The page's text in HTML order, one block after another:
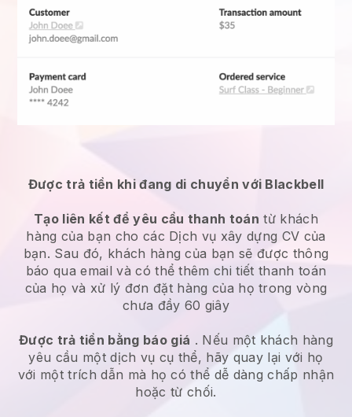
Được trả tiền khi đang di chuyển với Blackbell
Tạo liên kết để yêu cầu thanh toán từ khách
hàng của bạn cho các Dịch vụ xây dựng CV của
bạn. Sau đó, khách hàng của bạn sẽ được thông
báo qua email và có thể thêm chi tiết thanh toán
của họ và xử lý đơn đặt hàng của họ trong vòng
chưa đầy 60 giây
Được trả tiền bằng báo giá . Nếu một khách hàng
yêu cầu một dịch vụ cụ thể, hãy quay lại với họ
với một trích dẫn mà họ có thể dễ dàng chấp nhận
hoặc từ chối.